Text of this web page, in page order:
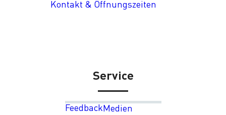
Kontakt & Öffnungszeiten
Service
FeedbackMedien